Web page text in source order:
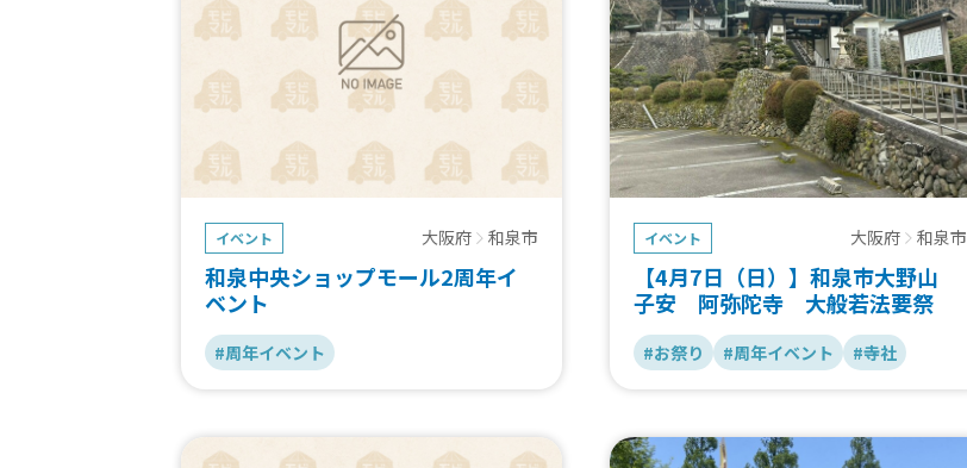
イベント 大阪府 和泉市
和泉中央ショップモール2周年イ
ベント
#周年イベント
イベント 大阪府 和泉市
【4月7日（日）】和泉市大野山
子安 阿弥陀寺 大般若法要祭
#お祭り #周年イベント #寺社